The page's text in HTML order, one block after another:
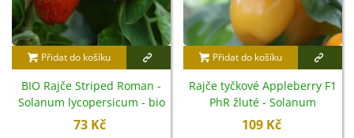
Přidat do košíku
BIO Rajče Striped Roman -
Solanum lycopersicum - bio
semena - 7 ks
73 Kč
Přidat do košíku
Rajče tyčkové Appleberry F1
PhR žluté - Solanum
lycopersicum - semena -
109 Kč